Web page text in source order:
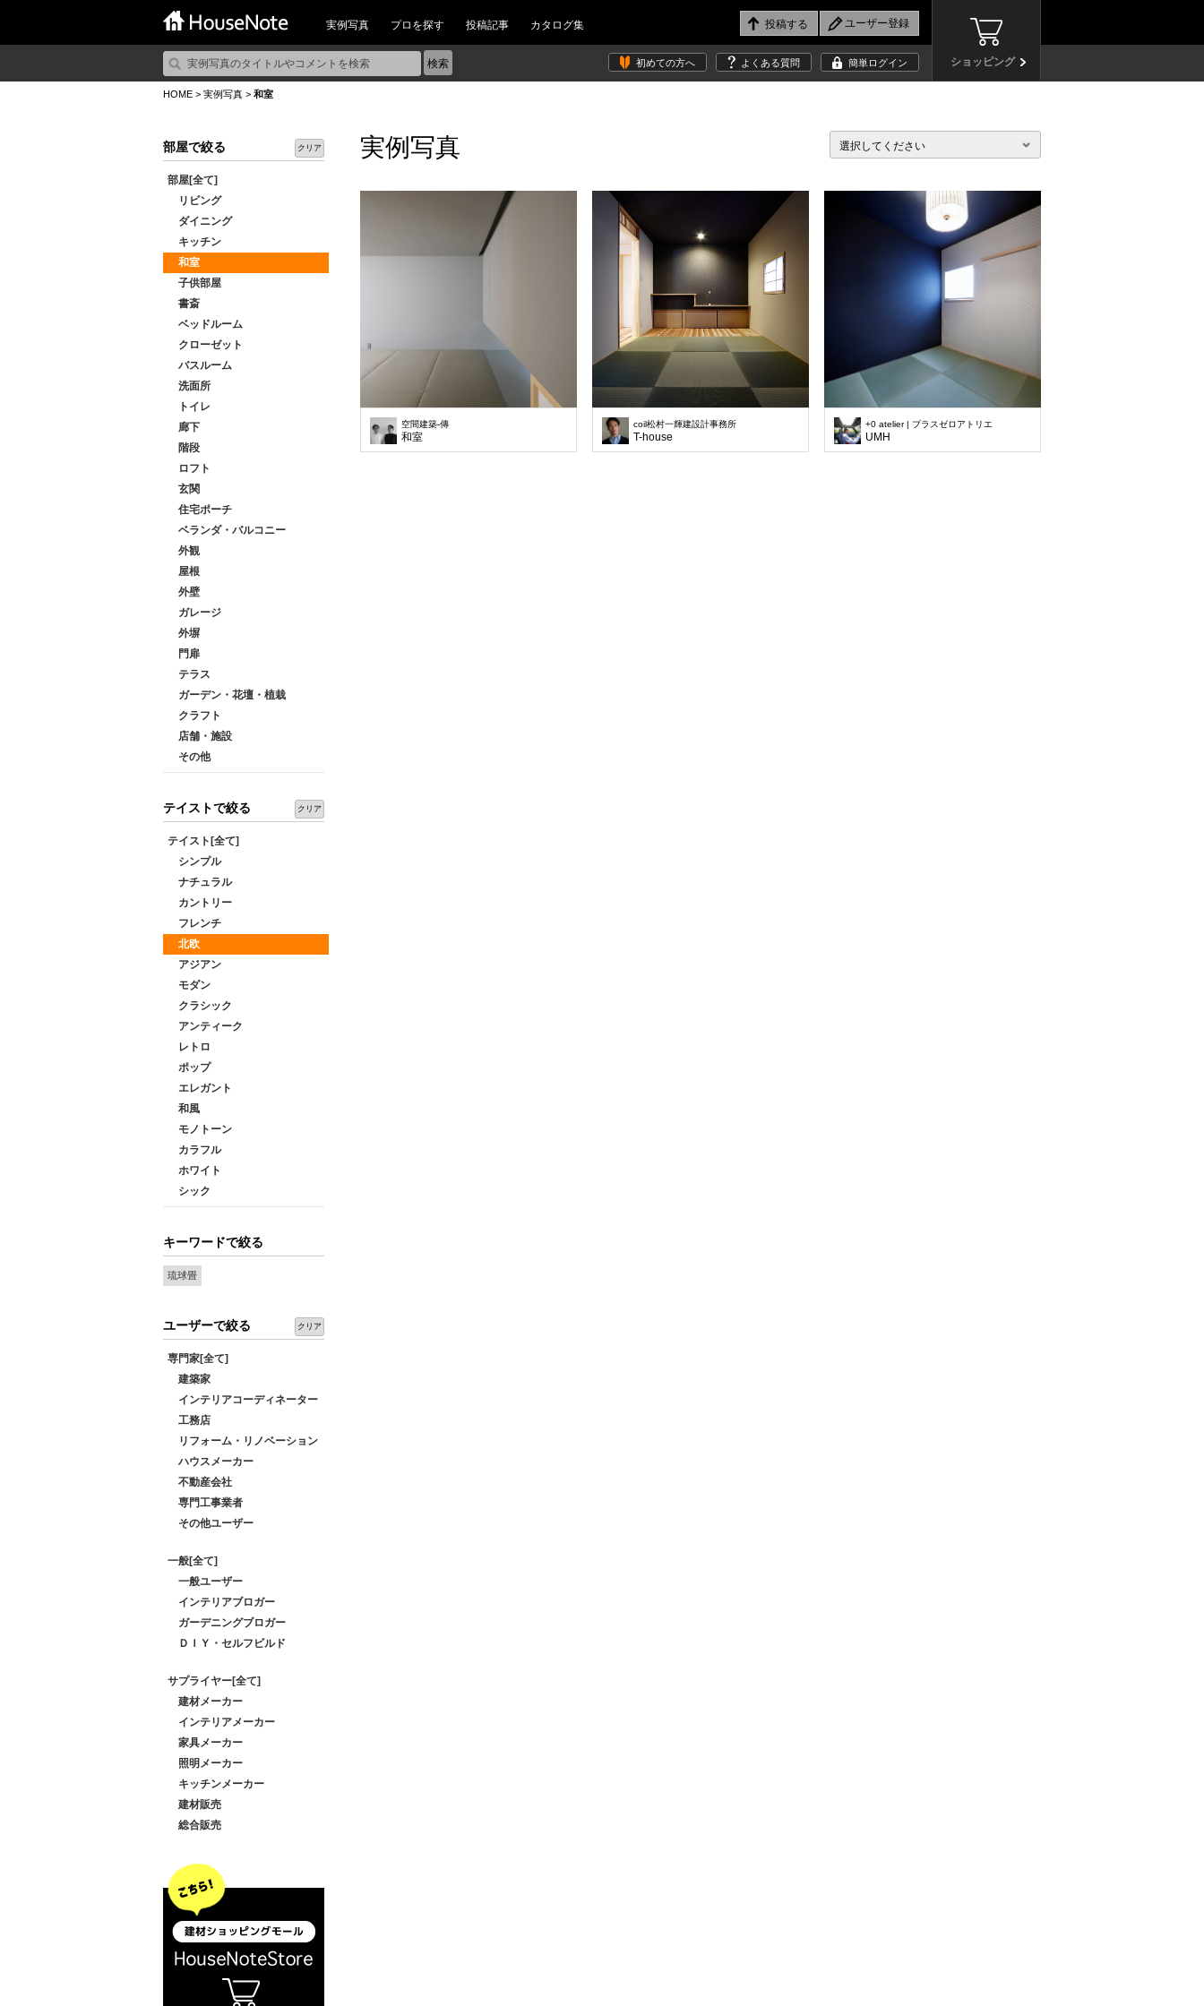
実例写真 プロを探す 投稿記事 カタログ集
ショッピング
初めての方へ よくある質問 簡単ログイン
HOME > 実例写真 > 和室
部屋で絞る クリア
部屋[全て]
リビング
ダイニング
キッチン
和室
子供部屋
書斎
ベッドルーム
クローゼット
バスルーム
洗面所
トイレ
廊下
階段
ロフト
玄関
住宅ポーチ
ベランダ・バルコニー
外観
屋根
外壁
ガレージ
外塀
門扉
テラス
ガーデン・花壇・植栽
クラフト
店舗・施設
その他
テイストで絞る クリア
テイスト[全て]
シンプル
ナチュラル
カントリー
フレンチ
北欧
アジアン
モダン
クラシック
アンティーク
レトロ
ポップ
エレガント
和風
モノトーン
カラフル
ホワイト
シック
キーワードで絞る
琉球畳
ユーザーで絞る クリア
専門家[全て]
建築家
インテリアコーディネーター
工務店
リフォーム・リノベーション
ハウスメーカー
不動産会社
専門工事業者
その他ユーザー
一般[全て]
一般ユーザー
インテリアブロガー
ガーデニングブロガー
ＤＩＹ・セルフビルド
サプライヤー[全て]
建材メーカー
インテリアメーカー
家具メーカー
照明メーカー
キッチンメーカー
建材販売
総合販売
実例写真 選択してください
空間建築-傳
和室
coil松村一輝建設計事務所
T-house
+0 atelier | プラスゼロアトリエ
UMH